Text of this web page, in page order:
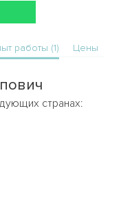
работы (1) Цены
странах: